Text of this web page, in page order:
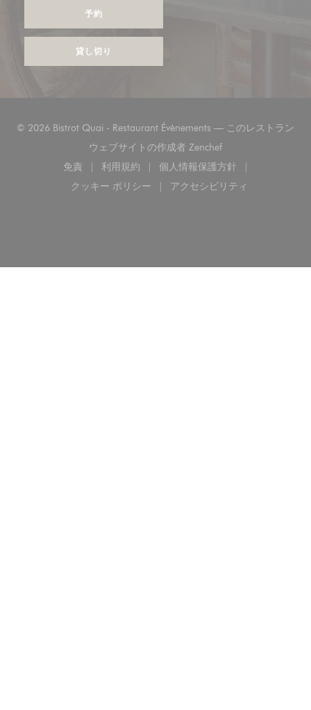
予約
貸し切り
© 2026 Bistrot Quai - Restaurant Évènements — このレストラン
ウェブサイトの作成者 Zenchef((新しいウィンドウ
免責
((新しいウィンドウで開きます))
利用規約
((新しいウィンドウで開きます))
個人情報保護方針
((新しいウィンドウで
クッキー ポリシー
((新しいウィンドウで開きます))
アクセシビリティ
((新しいウィンドウで